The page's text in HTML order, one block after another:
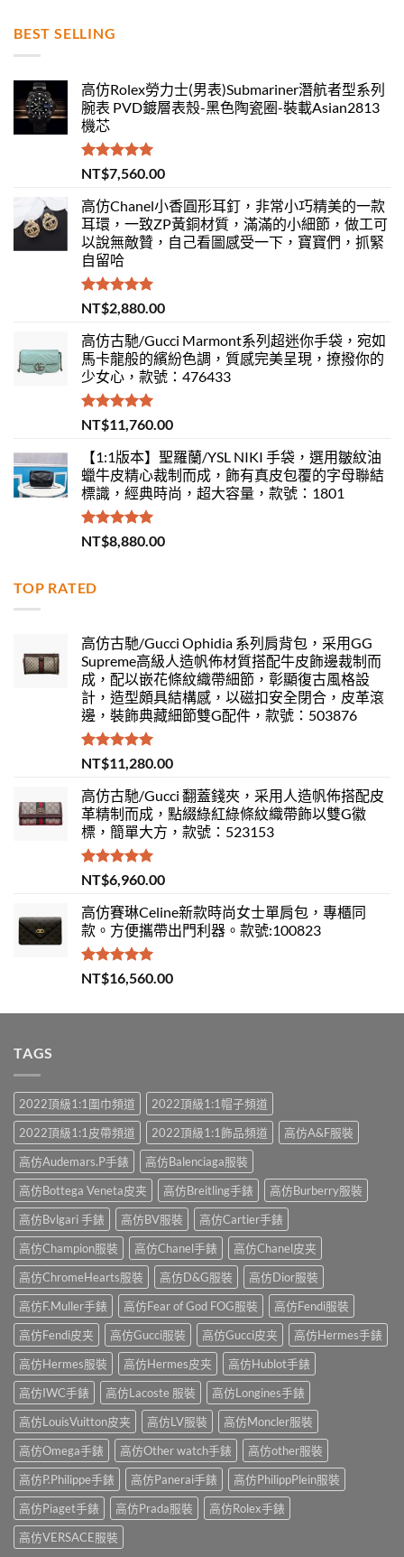
BEST SELLING
高仿Rolex勞力士(男表)Submariner潛航者型系列
腕表 PVD鍍層表殼-黑色陶瓷圈-裝載Asian2813
機芯
評分 5.00
滿分 5
NT$7,560.00
高仿Chanel小香圓形耳釘，非常小巧精美的一款
耳環，一致ZP黃銅材質，滿滿的小細節，做工可
以說無敵贊，自己看圖感受一下，寶寶們，抓緊
自留哈
評分 5.00
滿分 5
NT$2,880.00
高仿古馳/Gucci Marmont系列超迷你手袋，宛如
馬卡龍般的繽紛色調，質感完美呈現，撩撥你的
少女心，款號：476433
評分5.00
滿分 5
NT$11,760.00
【1:1版本】聖羅蘭/YSL NIKI 手袋，選用皺紋油
蠟牛皮精心裁制而成，飾有真皮包覆的字母聯結
標識，經典時尚，超大容量，款號：1801
評分 5.00
滿分 5
NT$8,880.00
TOP RATED
高仿古馳/Gucci Ophidia 系列肩背包，采用GG
Supreme高級人造帆佈材質搭配牛皮飾邊裁制而
成，配以嵌花條紋織帶細節，彰顯復古風格設
計，造型頗具結構感，以磁扣安全閉合，皮革滾
邊，裝飾典藏細節雙G配件，款號：503876
評分5.00
滿分 5
NT$11,280.00
高仿古馳/Gucci 翻蓋錢夾，采用人造帆佈搭配皮
革精制而成，點綴綠紅綠條紋織帶飾以雙G徽
標，簡單大方，款號：523153
評分 5.00
滿分 5
NT$6,960.00
高仿賽琳Celine新款時尚女士單肩包，專櫃同
款。方便攜帶出門利器。款號:100823
評分5.00
滿分 5
NT$16,560.00
TAGS
2022頂級1:1圍巾頻道
2022頂級1:1帽子頻道
2022頂級1:1皮帶頻道
2022頂級1:1飾品頻道
高仿A&F服裝
高仿Audemars.P手錶
高仿Balenciaga服裝
高仿Bottega Veneta皮夹
高仿Breitling手錶
高仿Burberry服裝
高仿Bvlgari 手錶
高仿BV服裝
高仿Cartier手錶
高仿Champion服裝
高仿Chanel手錶
高仿Chanel皮夹
高仿ChromeHearts服裝
高仿D&G服裝
高仿Dior服裝
高仿F.Muller手錶
高仿Fear of God FOG服裝
高仿Fendi服裝
高仿Fendi皮夹
高仿Gucci服裝 高仿Gucci皮夹
高仿Hermes手錶
高仿Hermes服裝
高仿Hermes皮夹
高仿Hublot手錶
高仿IWC手錶
高仿Lacoste 服裝
高仿Longines手錶
高仿LouisVuitton皮夹
高仿LV服裝
高仿Moncler服裝
高仿Omega手錶
高仿Other watch手錶
高仿other服裝
高仿P.Philippe手錶
高仿Panerai手錶
高仿PhilippPlein服裝
高仿Piaget手錶
高仿Prada服裝
高仿Rolex手錶
高仿VERSACE服裝